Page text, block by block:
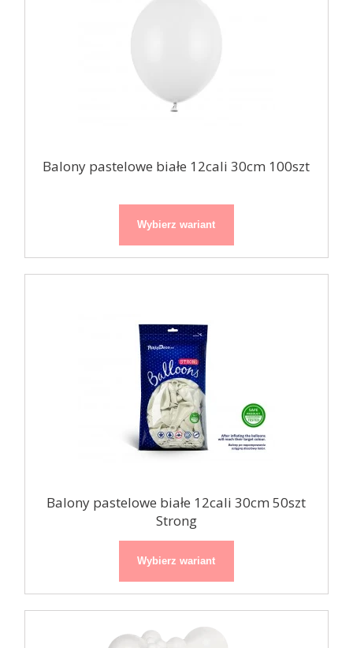
Balony pastelowe białe 12cali 30cm 100szt
Wybierz wariant
Balony pastelowe białe 12cali 30cm 50szt
Strong
Wybierz wariant